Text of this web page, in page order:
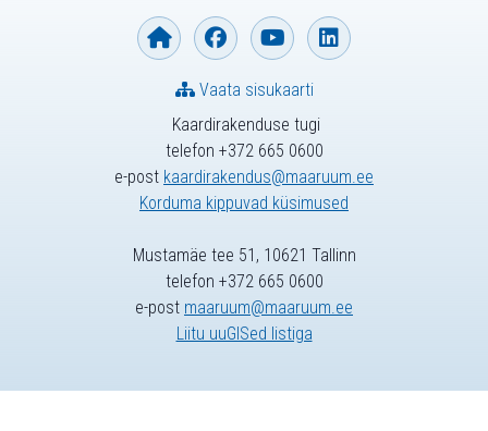
Kaardirakenduse tugi
telefon +372 665 0600
e-post kaardirakendus@maaruum.ee
Korduma kippuvad küsimused
Vaata sisukaarti
Mustamäe tee 51, 10621 Tallinn
telefon +372 665 0600
e-post maaruum@maaruum.ee
Liitu uuGISed listiga